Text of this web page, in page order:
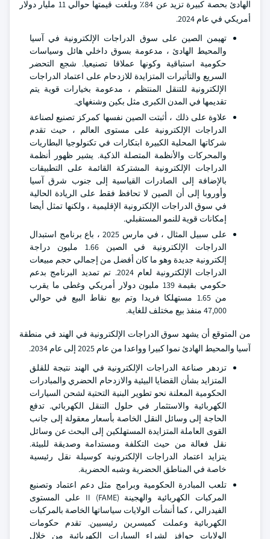
الهادئ بحصة كبيرة تزيد عن 84٪ وبلغت قيمتها حوالي 11 مليار دولار
أمريكي في عام 2024.
تهيمن الصين على سوق الدراجات الإلكترونية في آسيا
والمحيط الهادئ ، مدعومة بسوق داخلي هائل وسياسات
حكومية استباقية وكونها عملاقا تصنيعيا. شجع التحضر
السريع والتأثيرات المتزايدة للازدحام على اعتماد الدراجات
الإلكترونية للتنقل المنتظم ، مدعومة بخيارات قوية يتم
تقديمها في المدن الكبرى مثل بكين وشنغهاي.
علاوة على ذلك ، أثبتت الصين نفسها كمركز تصنيع لصناعة
الدراجات الإلكترونية على مستوى العالم ، حيث تقدم
شركاتها المحلية الكبيرة ابتكارات في تكنولوجيا البطاريات
والمحركات والأنظمة المتصلة الذكية. يشير ظهور أنظمة
الدراجات الإلكترونية المشتركة القائمة على التطبيقات
بالإضافة إلى الصادرات القياسية إلى جنوب شرق آسيا
وأوروبا إلى أن الصين لا تحافظ فقط على الريادة الحالية
في سوق الدراجات الإلكترونية الإقليمية ، ولكنها تمثل أيضا
إمكانات قوية للنمو المستقبلي.
على سبيل المثال ، في مارس 2025 ، باع برنامج استبدال
الدراجات الإلكترونية في الصين 1.66 مليون دراجة
إلكترونية جديدة وهو ما كان أفضل من إجمالي حجم مبيعات
الدراجات الإلكترونية لعام 2024. تم تمديد البرنامج بدعم
حكومي بقيمة 139 مليون دولار أمريكي وغطى ما يقرب
من 1.65 مستهلكا فريدا وتم بيع نقاط البيع في حوالي
47,000 منفذ بيع مختلف للغاية.
من المتوقع أن يشهد سوق الدراجات الإلكترونية في الهند في منطقة
آسيا والمحيط الهادئ نموا كبيرا وواعدا من عام 2025 إلى عام 2034.
تزدهر صناعة الدراجات الإلكترونية في الهند نتيجة للقلق
المتزايد بشأن القضايا البيئية والازدحام الحضري والمبادرات
الحكومية المعلنة نحو تطوير البنية التحتية لشحن السيارات
الكهربائية والاستثمار في حلول التنقل الكهربائي. تدفع
الحاجة إلى وسائل النقل الخاصة بأسعار معقولة إلى جانب
القوى العاملة المتزايدة المستهلكين إلى البحث عن وسائل
نقل فعالة من حيث التكلفة ومستدامة وصديقة للبيئة.
يتزايد اعتماد الدراجات الإلكترونية كوسيلة نقل رئيسية
خاصة في المناطق الحضرية وشبه الحضرية.
تلعب المبادرة الحكومية وبرامج مثل دعم اعتماد وتصنيع
المركبات الكهربائية والهجينة (FAME) II على المستوى
الفيدرالي ، كما أنشأت الولايات سياساتها الخاصة بالمركبات
الكهربائية وعملت كميسرين رئيسيين. تقدم حكومات
الولايات حوافز لشراء السيارات الكهربائية من خلال